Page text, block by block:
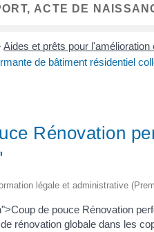
Aides et prêts pour
de bâtiment résidentiel
Rénovation
légale et administrative
de pouce Rénovation
rénovation globale dans les